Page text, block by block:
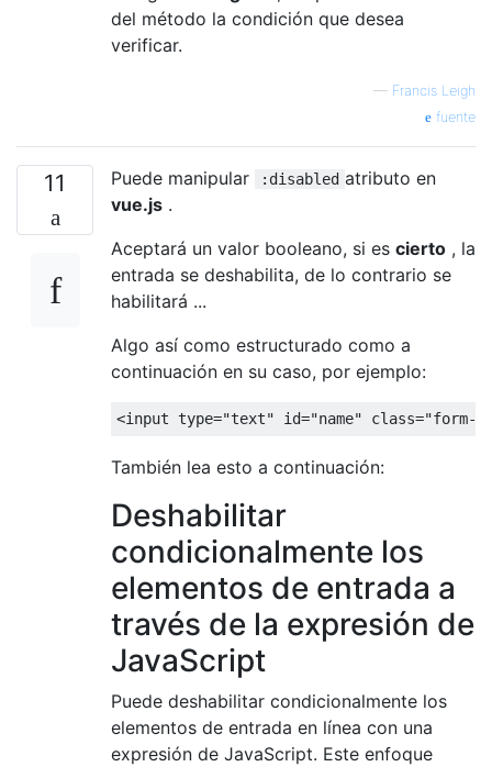
del método la condición que desea
verificar.
— Francis Leigh
fuente
11 Puede manipular :disabled atributo en
vue.js .
Aceptará un valor booleano, si es cierto , la
entrada se deshabilita, de lo contrario se
habilitará ...
Algo así como estructurado como a
continuación en su caso, por ejemplo:
<input type="text" id="name" class="form-
También lea esto a continuación:
Deshabilitar
condicionalmente los
elementos de entrada a
través de la expresión de
JavaScript
Puede deshabilitar condicionalmente los
elementos de entrada en línea con una
expresión de JavaScript. Este enfoque